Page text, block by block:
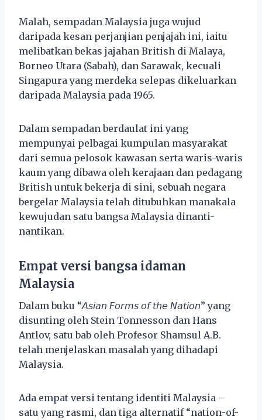
Malah, sempadan Malaysia juga wujud
daripada kesan perjanjian penjajah ini, iaitu
melibatkan bekas jajahan British di Malaya,
Borneo Utara (Sabah), dan Sarawak, kecuali
Singapura yang merdeka selepas dikeluarkan
daripada Malaysia pada 1965.
Dalam sempadan berdaulat ini yang
mempunyai pelbagai kumpulan masyarakat
dari semua pelosok kawasan serta waris-waris
kaum yang dibawa oleh kerajaan dan pedagang
British untuk bekerja di sini, sebuah negara
bergelar Malaysia telah ditubuhkan manakala
kewujudan satu bangsa Malaysia dinanti-
nantikan.
Empat versi bangsa idaman
Malaysia
Dalam buku “𝘈𝘴𝘪𝘢𝘯 𝘍𝘰𝘳𝘮𝘴 𝘰𝘧 𝘵𝘩𝘦 𝘕𝘢𝘵𝘪𝘰𝘯” yang
disunting oleh Stein Tonnesson dan Hans
Antlov, satu bab oleh Profesor Shamsul A.B.
telah menjelaskan masalah yang dihadapi
Malaysia.
Ada empat versi tentang identiti Malaysia –
satu yang rasmi, dan tiga alternatif “nation-of-